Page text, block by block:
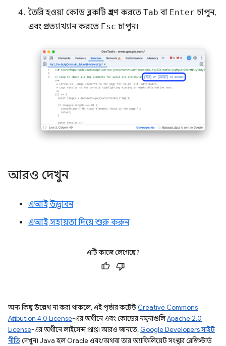
তৈরি হওয়া কোড ব্লকটি গ্রহণ করতে Tab বা Enter চাপুন,
এবং প্রত্যাখ্যান করতে Esc চাপুন।
আরও দেখুন
এআই উদ্ভাবন
এআই সহায়তা দিয়ে শুরু করুন
এটি কাজে লেগেছে?
অন্য কিছু উল্লেখ না করা থাকলে, এই পৃষ্ঠার কন্টেন্ট Creative Commons
Attribution 4.0 License-এর অধীনে এবং কোডের নমুনাগুলিApache 2.0
License-এর অধীনে লাইসেন্স প্রাপ্ত। আরও জানতে, Google Developers সাইট
নীতিদেখুন। Java হল Oracle এবং/অথবা তার অ্যাফিলিয়েট সংস্থার রেজিস্টার্ড